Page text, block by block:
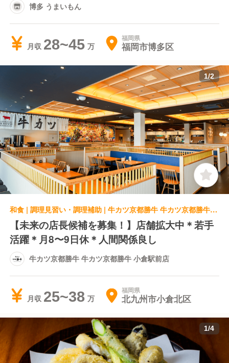
博多 うまいもん
月収 28~45 福岡県
福岡市博多区
1/2
和食 | 調理見習い・調理補助 | 牛カツ京都勝牛 牛カツ京都勝牛 小倉駅前店
【未来の店長候補を募集！】店舗拡大中＊若手
活躍＊月8〜9日休＊人間関係良し
牛カツ京都勝牛 牛カツ京都勝牛 小倉駅前店
月収 25~38 福岡県
北九州市小倉北区
1/4